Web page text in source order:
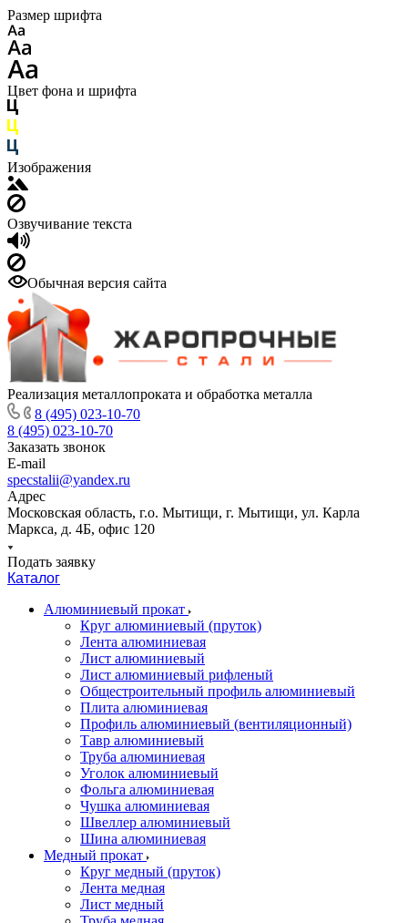
Размер шрифта
Цвет фона и шрифта
Изображения
Озвучивание текста
Обычная версия сайта
Реализация металлопроката и обработка металла
8 (495) 023-10-70
8 (495) 023-10-70
Заказать звонок
E-mail
specstalii@yandex.ru
Адрес
Московская область, г.о. Мытищи, г. Мытищи, ул. Карла
Маркса, д. 4Б, офис 120
Подать заявку
Каталог
Алюминиевый прокат
Круг алюминиевый (пруток)
Лента алюминиевая
Лист алюминиевый
Лист алюминиевый рифленый
Общестроительный профиль алюминиевый
Плита алюминиевая
Профиль алюминиевый (вентиляционный)
Тавр алюминиевый
Труба алюминиевая
Уголок алюминиевый
Фольга алюминиевая
Чушка алюминиевая
Швеллер алюминиевый
Шина алюминиевая
Медный прокат
Круг медный (пруток)
Лента медная
Лист медный